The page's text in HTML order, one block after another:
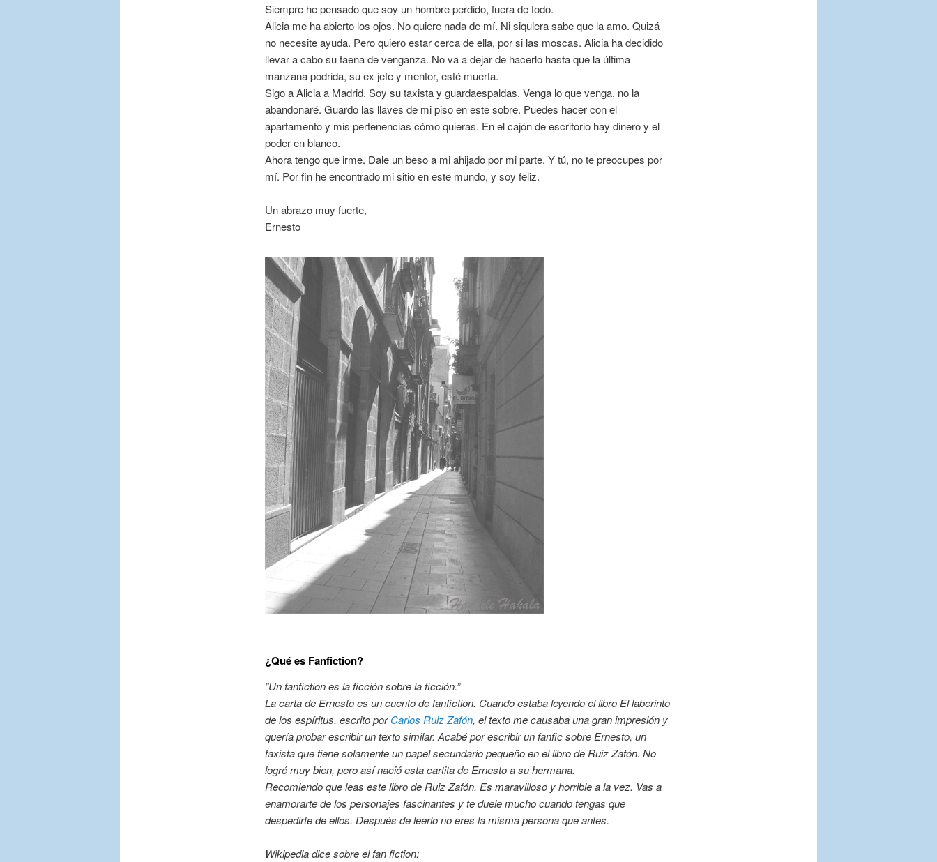
Siempre he pensado que soy un hombre perdido, fuera de todo.
Alicia me ha abierto los ojos. No quiere nada de mí. Ni siquiera sabe que la amo. Quizá
no necesite ayuda. Pero quiero estar cerca de ella, por si las moscas. Alicia ha decidido
llevar a cabo su faena de venganza. No va a dejar de hacerlo hasta que la última
manzana podrida, su ex jefe y mentor, esté muerta.
Sigo a Alicia a Madrid. Soy su taxista y guardaespaldas. Venga lo que venga, no la
abandonaré. Guardo las llaves de mi piso en este sobre. Puedes hacer con el
apartamento y mis pertenencias cómo quieras. En el cajón de escritorio hay dinero y el
poder en blanco.
Ahora tengo que irme. Dale un beso a mi ahijado por mi parte. Y tú, no te preocupes por
mí. Por fin he encontrado mi sitio en este mundo, y soy feliz.
Un abrazo muy fuerte,
Ernesto
¿Qué es Fanfiction?
”Un fanfiction es la ficción sobre la ficción.”
La carta de Ernesto es un cuento de fanfiction. Cuando estaba leyendo el libro El laberinto
de los espíritus, escrito porCarlos Ruiz Zafón, el texto me causaba una gran impresión y
quería probar escribir un texto similar. Acabé por escribir un fanfic sobre Ernesto, un
taxista que tiene solamente un papel secundario pequeño en el libro de Ruiz Zafón. No
logré muy bien, pero así nació esta cartita de Ernesto a su hermana.
Recomiendo que leas este libro de Ruiz Zafón. Es maravilloso y horrible a la vez. Vas a
enamorarte de los personajes fascinantes y te duele mucho cuando tengas que
despedirte de ellos. Después de leerlo no eres la misma persona que antes.
Wikipedia dice sobre el fan fiction: